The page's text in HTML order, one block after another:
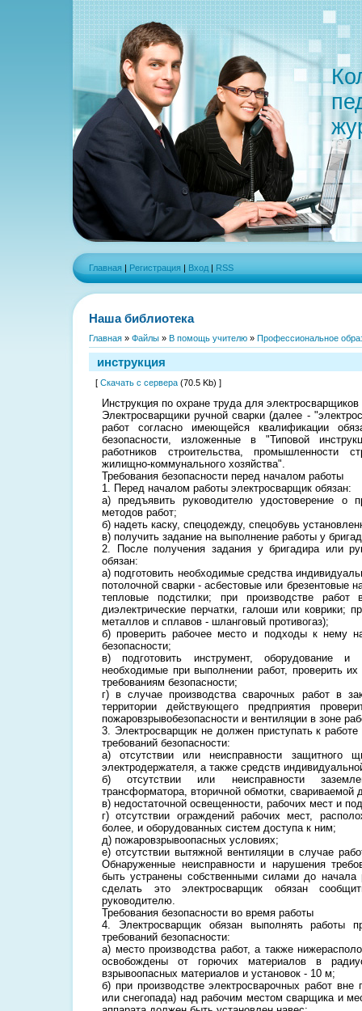
Главная | Регистрация | Вход | RSS
Наша библиотека
Главная » Файлы » В помощь учителю » Профессиональное
инструкция
[ Скачать с сервера (70.5 Kb) ]
Инструкция по охране труда для электросварщиков
Электросварщики ручной сварки (далее -
работ согласно имеющейся квалификации
безопасности, изложенные в "Типовой
работников строительства, промышленности
жилищно-коммунального хозяйства".
Требования безопасности перед началом работы
1. Перед началом работы электросварщик обязан:
а) предъявить руководителю удостоверение о
методов работ;
б) надеть каску, спецодежду, спецобувь
в) получить задание на выполнение работы у
2. После получения задания у бригадира или
обязан:
а) подготовить необходимые средства
потолочной сварки - асбестовые или брезентовые
тепловые подстилки; при производстве
диэлектрические перчатки, галоши или коврики;
металлов и сплавов - шланговый противогаз);
б) проверить рабочее место и подходы к нему
безопасности;
в) подготовить инструмент, оборудование и
необходимые при выполнении работ, проверить их
требованиям безопасности;
г) в случае производства сварочных работ в
территории действующего предприятия
пожаровзрывобезопасности и вентиляции в зоне
3. Электросварщик не должен приступать к
требований безопасности:
а) отсутствии или неисправности защитного
электродержателя, а также средств
б) отсутствии или неисправности
трансформатора, вторичной обмотки, свариваемой
в) недостаточной освещенности, рабочих мест и
г) отсутствии ограждений рабочих мест,
более, и оборудованных систем доступа к ним;
д) пожаровзрывоопасных условиях;
е) отсутствии вытяжной вентиляции в случае
Обнаруженные неисправности и нарушения
быть устранены собственными силами до начала
сделать это электросварщик обязан
руководителю.
Требования безопасности во время работы
4. Электросварщик обязан выполнять работы
требований безопасности:
а) место производства работ, а также
освобождены от горючих материалов в
взрывоопасных материалов и установок - 10 м;
б) при производстве электросварочных работ
или снегопада) над рабочим местом сварщика и